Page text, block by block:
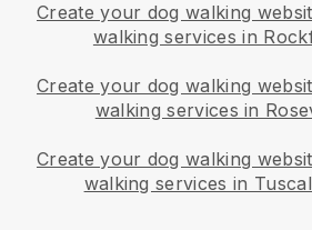
Create your dog walking
walking services in
Create your dog walking
walking services in
Create your dog walking
walking services in